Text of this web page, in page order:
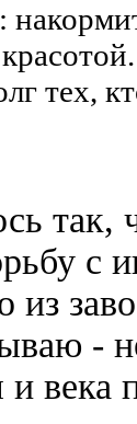
тех,
так,
с
из
-
и века